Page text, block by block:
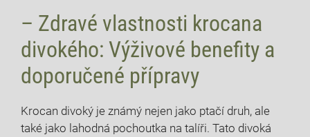
– Zdravé vlastnosti krocana
divokého: Výživové benefity a
doporučené přípravy
Krocan divoký je známý nejen jako ptačí druh, ale
také jako lahodná pochoutka na talíři. Tato divoká